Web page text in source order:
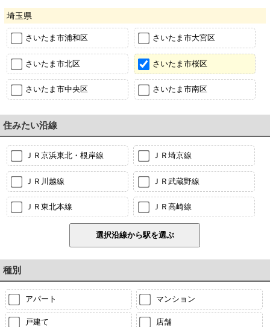
埼玉県
さいたま市浦和区 さいたま市大宮区
さいたま市北区 さいたま市桜区
さいたま市中央区 さいたま市南区
住みたい沿線
ＪＲ京浜東北・根岸線 ＪＲ埼京線
ＪＲ川越線 ＪＲ武蔵野線
ＪＲ東北本線 ＪＲ高崎線
種別
アパート マンション
戸建て 店舗